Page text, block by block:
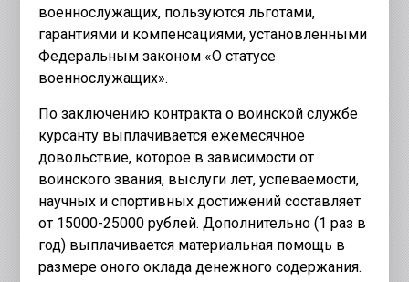
военнослужащих, пользуются льготами,
гарантиями и компенсациями, установленными
Федеральным законом «О статусе
военнослужащих».
По заключению контракта о воинской службе
курсанту выплачивается ежемесячное
довольствие, которое в зависимости от
воинского звания, выслуги лет, успеваемости,
научных и спортивных достижений составляет
от 15000-25000 рублей. Дополнительно (1 раз в
год) выплачивается материальная помощь в
размере оного оклада денежного содержания.